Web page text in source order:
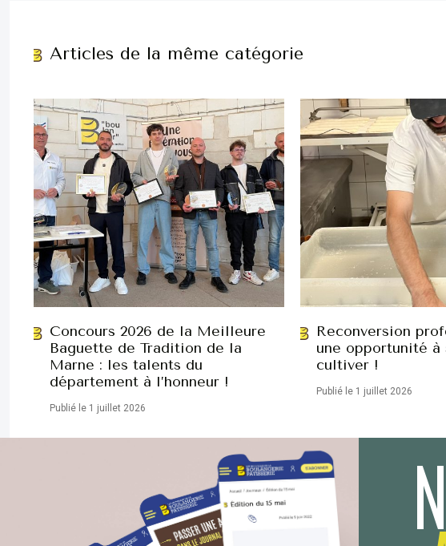
Articles de la même catégorie
Concours 2026 de la Meilleure
Baguette de Tradition de la
Marne : les talents du
département à l’honneur !
Publié le 1 juillet 2026
Reconversion
une opportunité à
cultiver !
Publié le 1 juillet 2026